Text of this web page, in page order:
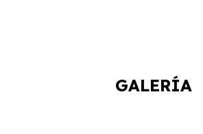
GALERÍA